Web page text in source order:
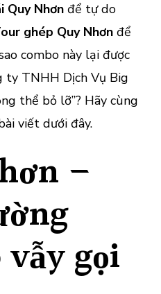
Quy Nhơn để tự do
ghép Quy Nhơn để
combo này lại được
ty TNHH Dịch Vụ Big
thể bỏ lỡ”? Hãy cùng
viết dưới đây.
–
gọi